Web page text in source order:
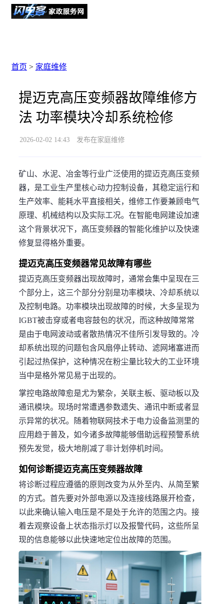
首页 > 家庭维修
提迈克高压变频器故障维修方
法 功率模块冷却系统检修
2026-02-02 14:43 发布在家庭维修
矿山、水泥、冶金等行业广泛使用的提迈克高压变频
器，是工业生产里核心动力控制设备，其稳定运行和
生产效率、能耗水平直接相关，维修工作要兼顾电气
原理、机械结构以及实际工况。在智能电网建设加速
这个背景状况下，高压变频器的智能化维护以及快速
修复显得格外重要。
提迈克高压变频器常见故障有哪些
提迈克高压变频器出现故障时，通常会集中呈现在三
个部分上，这三个部分分别是功率模块、冷却系统以
及控制电路。功率模块出现故障的时候，大多呈现为
IGBT被击穿或者电容鼓包的状况，而这种故障常常
是由于电网波动或者散热情况不佳所引发导致的。冷
却系统出现的问题包含风扇停止转动、滤网堵塞进而
引起过热保护，这种情况在粉尘量比较大的工业环境
当中是格外常见易于出现的。
掌控电路故障愈是尤为繁杂，关联主板、驱动板以及
通讯模块。现场时常遭遇参数遗失、通讯中断或者显
示异常的状况。随着物联网技术于电力设备监测里的
应用趋于普及，如今诸多故障能够借助远程预警系统
预先发觉，极大地削减了非计划停机时间。
如何诊断提迈克高压变频器故障
将诊断过程应遵循的原则改变为从外至内、从简至繁
的方式。首先要对外部电源以及连接线路展开检查，
以此来确认输入电压是不是处于允许的范围之内。接
着去观察设备上状态指示灯以及报警代码，这些所呈
现的信息能够以此快速地定位出故障的范围。